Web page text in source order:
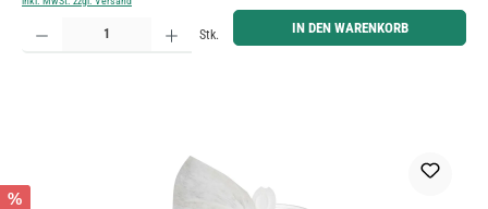
Produkt Anzahl: Gib den gewünschten Wert ein oder benutze die Schaltflächen um die Anzahl zu
Stk. IN DEN WARENKORB
%